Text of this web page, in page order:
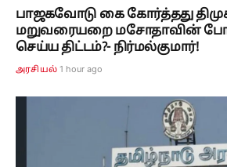
பாஜகவோடு கை கோர்த்தது
மறுவரையறை மசோதாவின்
செய்ய திட்டம்?- நிர்மல்குமார்!
அரசியல் 1 hour ago